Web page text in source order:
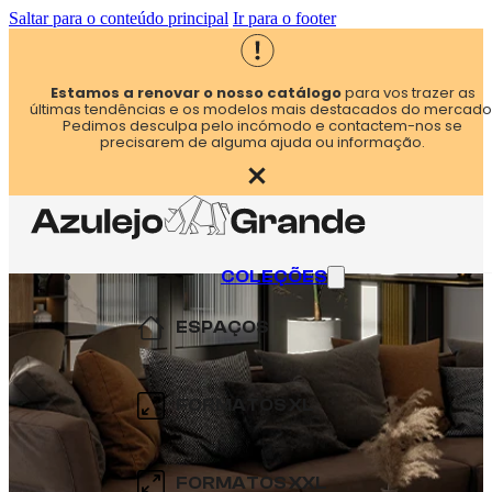
Saltar para o conteúdo principal Ir para o footer
Estamos a renovar o nosso catálogopara vos trazer as
últimas tendências e os modelos mais destacados do
Pedimos desculpa pelo incómodo e contactem-nos se
precisarem de alguma ajuda ou informação.
COLEÇÕES
ESPAÇOS
COZINHA
CASA DE BANHO
FORMATOS XL
60×60
FORMATOS XXL